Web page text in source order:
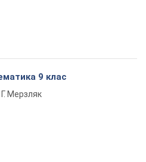
9 клас
Мерзляк